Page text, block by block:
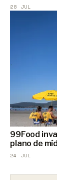
28 JUL
99Food
plano de
24 JUL